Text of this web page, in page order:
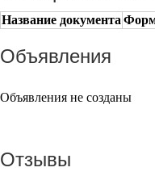
Название документа
Объявления
Объявления не созданы
Отзывы